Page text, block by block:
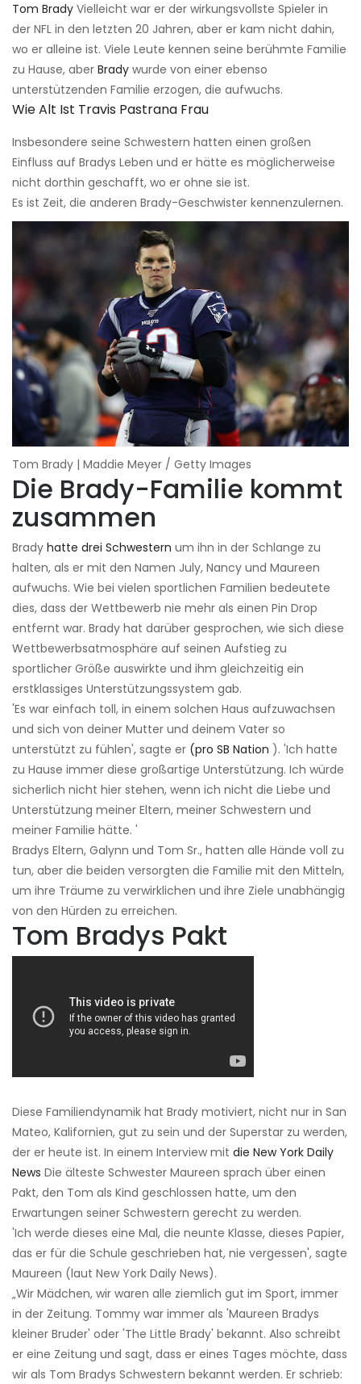
Tom Brady Vielleicht war er der wirkungsvollste Spieler in
der NFL in den letzten 20 Jahren, aber er kam nicht dahin,
wo er alleine ist. Viele Leute kennen seine berühmte Familie
zu Hause, aber Brady wurde von einer ebenso
unterstützenden Familie erzogen, die aufwuchs.
Wie Alt Ist Travis Pastrana Frau
Insbesondere seine Schwestern hatten einen großen
Einfluss auf Bradys Leben und er hätte es möglicherweise
nicht dorthin geschafft, wo er ohne sie ist.
Es ist Zeit, die anderen Brady-Geschwister kennenzulernen.
Tom Brady | Maddie Meyer / Getty Images
Die Brady-Familie kommt
zusammen
Brady hatte drei Schwestern um ihn in der Schlange zu
halten, als er mit den Namen July, Nancy und Maureen
aufwuchs. Wie bei vielen sportlichen Familien bedeutete
dies, dass der Wettbewerb nie mehr als einen Pin Drop
entfernt war. Brady hat darüber gesprochen, wie sich diese
Wettbewerbsatmosphäre auf seinen Aufstieg zu
sportlicher Größe auswirkte und ihm gleichzeitig ein
erstklassiges Unterstützungssystem gab.
'Es war einfach toll, in einem solchen Haus aufzuwachsen
und sich von deiner Mutter und deinem Vater so
unterstützt zu fühlen', sagte er (pro SB Nation ). 'Ich hatte
zu Hause immer diese großartige Unterstützung. Ich würde
sicherlich nicht hier stehen, wenn ich nicht die Liebe und
Unterstützung meiner Eltern, meiner Schwestern und
meiner Familie hätte. '
Bradys Eltern, Galynn und Tom Sr., hatten alle Hände voll zu
tun, aber die beiden versorgten die Familie mit den Mitteln,
um ihre Träume zu verwirklichen und ihre Ziele unabhängig
von den Hürden zu erreichen.
Tom Bradys Pakt
Diese Familiendynamik hat Brady motiviert, nicht nur in San
Mateo, Kalifornien, gut zu sein und der Superstar zu werden,
der er heute ist. In einem Interview mit die New York Daily
News Die älteste Schwester Maureen sprach über einen
Pakt, den Tom als Kind geschlossen hatte, um den
Erwartungen seiner Schwestern gerecht zu werden.
'Ich werde dieses eine Mal, die neunte Klasse, dieses Papier,
das er für die Schule geschrieben hat, nie vergessen', sagte
Maureen (laut New York Daily News).
„Wir Mädchen, wir waren alle ziemlich gut im Sport, immer
in der Zeitung. Tommy war immer als 'Maureen Bradys
kleiner Bruder' oder 'The Little Brady' bekannt. Also schreibt
er eine Zeitung und sagt, dass er eines Tages möchte, dass
wir als Tom Bradys Schwestern bekannt werden. Er schrieb: